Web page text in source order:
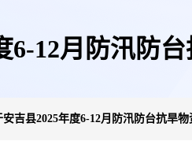
6-12月防汛防
安吉县2025年度6-12月防汛防台抗旱